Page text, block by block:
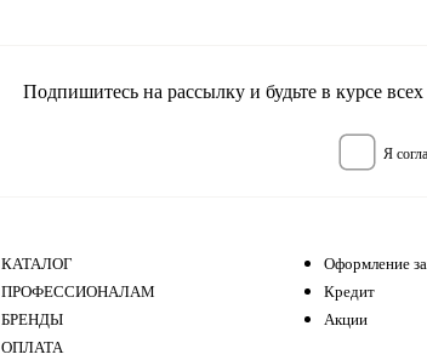
Подпишитесь на рассылку и будьте в курсе
я
КАТАЛОГ
ПРОФЕССИОНАЛАМ
БРЕНДЫ
ОПЛАТА
Оформление
Кредит
Акции